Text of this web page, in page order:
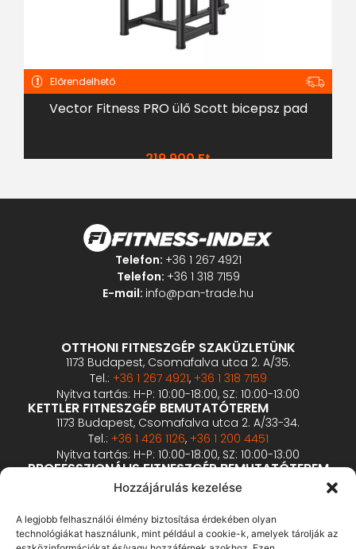
Hozzájárulás kezelése
A legjobb felhasználói élmény biztosítása érdekében olyan
technológiákat használunk, mint például a cookie-k, amelyek tárolják az
Előrendelhető
Vector Fitness PRO ülő Scott bicepsz pad
219 900Ft
Telefon: +36 1 267 4921
Telefon: +36 1 318 7159
E-mail: info@pan-trade.hu
OTTHONI FITNESZGÉP SZAKÜZLETÜNK
1173 Budapest, Csomafalva utca 2. A/35.
Tel.: +36 1 267 4921, +36 1 318 7159
Nyitva tartás: H-P: 10:00-18:00, SZ: 10:00-13:00
KETTLER FITNESZGÉP BEMUTATÓTEREM
1173 Budapest, Csomafalva utca 2. A/33-34.
Tel.: +36 1 426 1126, +36 1 200 4451
Nyitva tartás: H-P: 10:00-18:00, SZ: 10:00-13:00
PROFESSZIONÁLIS FITNESZGÉP BEMUTATÓTEREM
2360 Gyál, Vállalkozó u. 12.
+36 1 900 0657
Nyitva tartás: előzetes bejelentkezés alapján